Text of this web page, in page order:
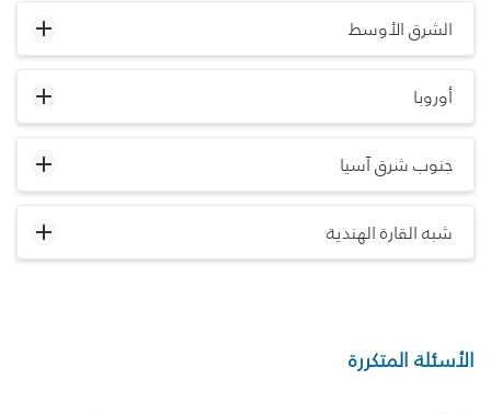
الشرق الأوسط
أوروبا
جنوب شرق آسيا
شبه القارة الهندية
الأسئلة المتكررة